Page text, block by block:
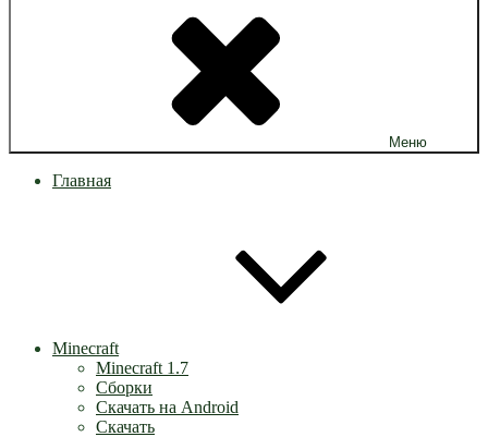
Меню
Главная
Minecraft
Minecraft 1.7
Сборки
Скачать на Android
Скачать